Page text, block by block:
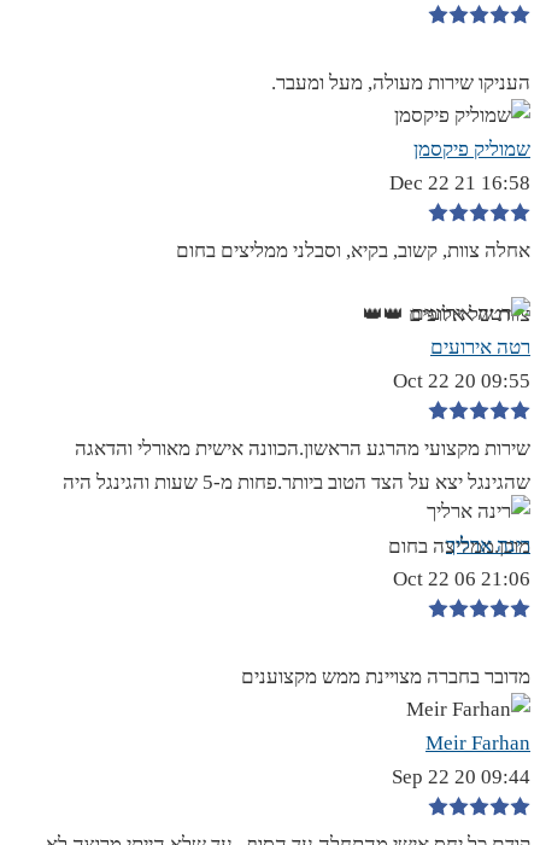
העניקו שירות מעולה, מעל ומעבר.
שמוליק פיקסמן
16:58 21 Dec 22
אחלה צוות, קשוב, בקיא, וסבלני ממליצים בחום
צוות של אלופים 👑👑
רטה אירועים
09:55 20 Oct 22
שירות מקצועי מהרגע הראשון.הכוונה אישית מאורלי והדאגה
שהגינגל יצא על הצד הטוב ביותר.פחות מ-5 שעות והגינגל היה
מוכן.ממליצה בחום
רינה ארליך
21:06 06 Oct 22
מדובר בחברה מצויינת ממש מקצוענים
Meir Farhan
09:44 20 Sep 22